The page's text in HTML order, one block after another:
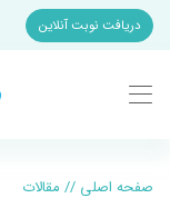
دریافت نوبت آنلاین
صفحه اصلی // مقالات